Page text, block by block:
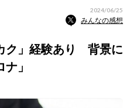
2024/06/25
みんなの感想
ク」経験あり 背景に
」